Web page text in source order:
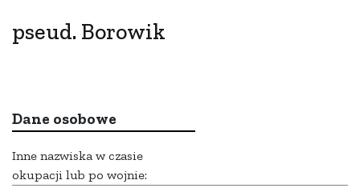
pseud. Borowik
Dane osobowe
Inne nazwiska w czasie
okupacji lub po wojnie: